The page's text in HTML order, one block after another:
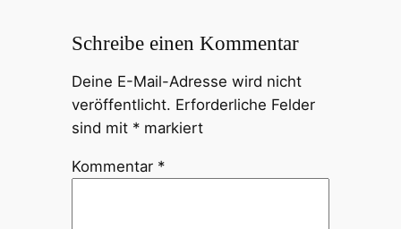
Schreibe einen Kommentar
Deine E-Mail-Adresse wird nicht
veröffentlicht. Erforderliche Felder
sind mit *markiert
Kommentar *